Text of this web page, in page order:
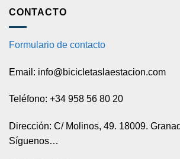
CONTACTO
Formulario de contacto
Email: info@bicicletaslaestacion.com
Teléfono: +34 958 56 80 20
Dirección: C/ Molinos, 49. 18009.
Síguenos…